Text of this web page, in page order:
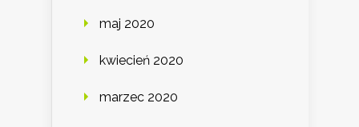
maj 2020
kwiecień 2020
marzec 2020